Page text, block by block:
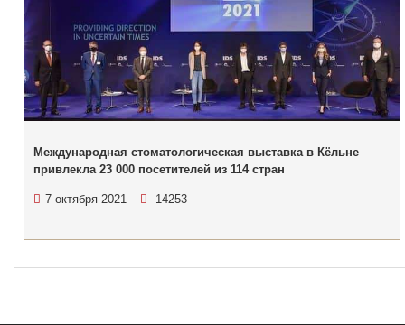
Международная стоматологическая выставка в Кёльне
привлекла 23 000 посетителей из 114 стран
7 октября 2021 14253